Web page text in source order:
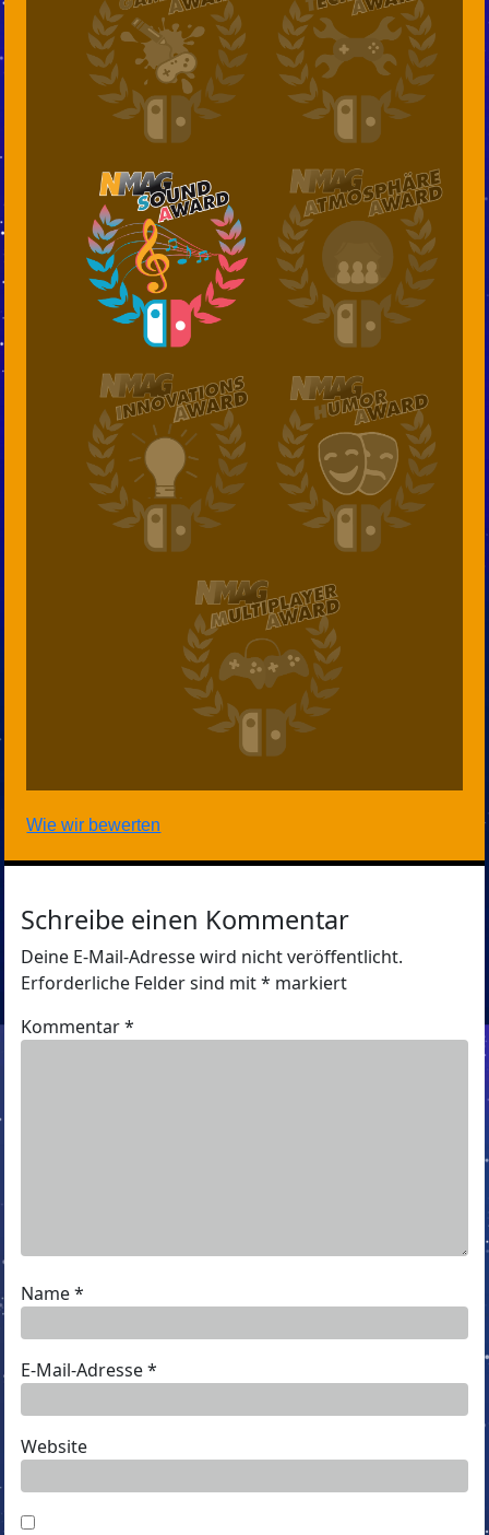
Wie wir bewerten
Schreibe einen Kommentar
Deine E-Mail-Adresse wird nicht veröffentlicht.
Erforderliche Felder sind mit* markiert
Kommentar*
Name*
E-Mail-Adresse*
Website